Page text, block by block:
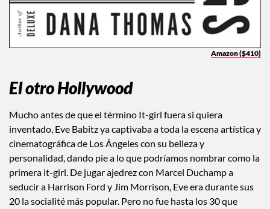
Amazon ($410)
El otro Hollywood
Mucho antes de que el término It-girl fuera si quiera
inventado, Eve Babitz ya captivaba a toda la escena artística y
cinematográfica de Los Ángeles con su belleza y
personalidad, dando pie a lo que podríamos nombrar como la
primera it-girl. De jugar ajedrez con Marcel Duchamp a
seducir a Harrison Ford y Jim Morrison, Eve era durante sus
20 la socialité más popular. Pero no fue hasta los 30 que